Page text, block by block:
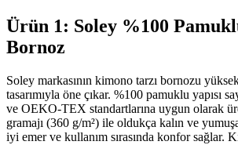
Ürün 1: Soley %100
Bornoz
Soley markasının kimono tarzı bornozu
tasarımıyla öne çıkar. %100 pamuklu yapısı
ve OEKO-TEX standartlarına uygun olarak
gramajı (360 g/m²) ile oldukça kalın ve
iyi emer ve kullanım sırasında konfor sağlar.